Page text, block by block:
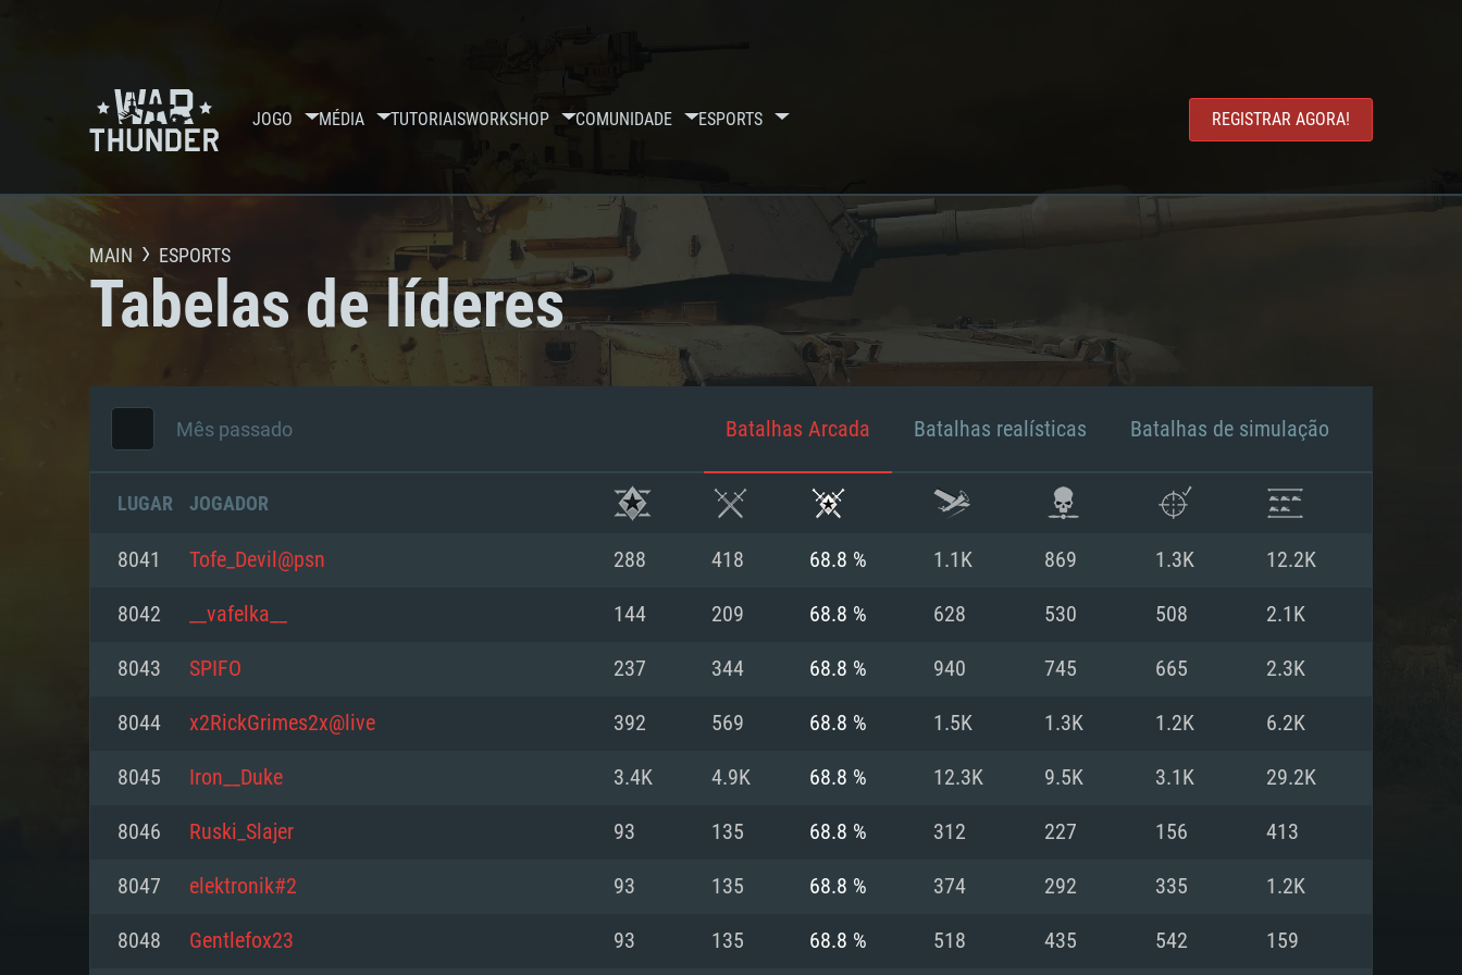
JOGO MÉDIA TUTORIAISWORKSHOP COMUNIDADE ESPORTS REGISTRAR AGORA!
REQUERIMENTOS DE SISTEMA
MAIN ESPORTS
Tabelas de líderes
Mês passado Batalhas Arcada Batalhas realísticas Batalhas de simulação
LUGAR JOGADOR
8041 Tofe_Devil@psn 288 418 68.8 % 1.1K 869 1.3K 12.2K
8042 __vafelka__ 144 209 68.8 % 628 530 508 2.1K
8043 SPIFO 237 344 68.8 % 940 745 665 2.3K
8044 x2RickGrimes2x@live 392 569 68.8 % 1.5K 1.3K 1.2K 6.2K
8045 Iron__Duke 3.4K 4.9K 68.8 % 12.3K 9.5K 3.1K 29.2K
8046 Ruski_Slajer 93 135 68.8 % 312 227 156 413
8047 elektronik#2 93 135 68.8 % 374 292 335 1.2K
8048 Gentlefox23 93 135 68.8 % 518 435 542 159